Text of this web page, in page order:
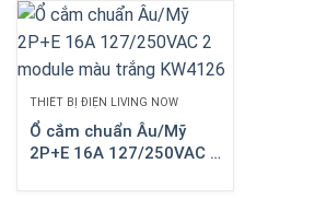
THIẾT BỊ ĐIỆN LIVING NOW
Ổ cắm chuẩn Âu/Mỹ
2P+E 16A 127/250VAC 2